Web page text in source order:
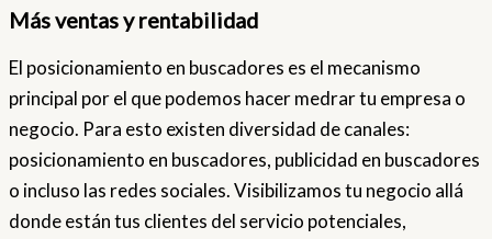
Más ventas y rentabilidad
El posicionamiento en buscadores es el mecanismo
principal por el que podemos hacer medrar tu empresa o
negocio. Para esto existen diversidad de canales:
posicionamiento en buscadores, publicidad en buscadores
o incluso las redes sociales. Visibilizamos tu negocio allá
donde están tus clientes del servicio potenciales,